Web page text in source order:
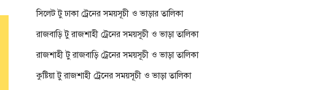
সিলেট টু ঢাকা ট্রেনের সময়সূচী ও ভাড়ার তালিকা
রাজবাড়ি টু রাজশাহী ট্রেনের সময়সূচী ও ভাড়া তালিকা
রাজশাহী টু রাজবাড়ি ট্রেনের সময়সূচী ও ভাড়া তালিকা
কুষ্টিয়া টু রাজশাহী ট্রেনের সময়সূচী ও ভাড়া তালিকা